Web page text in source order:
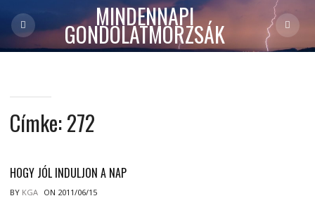
MINDENNAPI
GONDOLATMORZSÁK
Címke:272
HOGY JÓL INDULJON A NAP
BY KGA ON 2011/06/15